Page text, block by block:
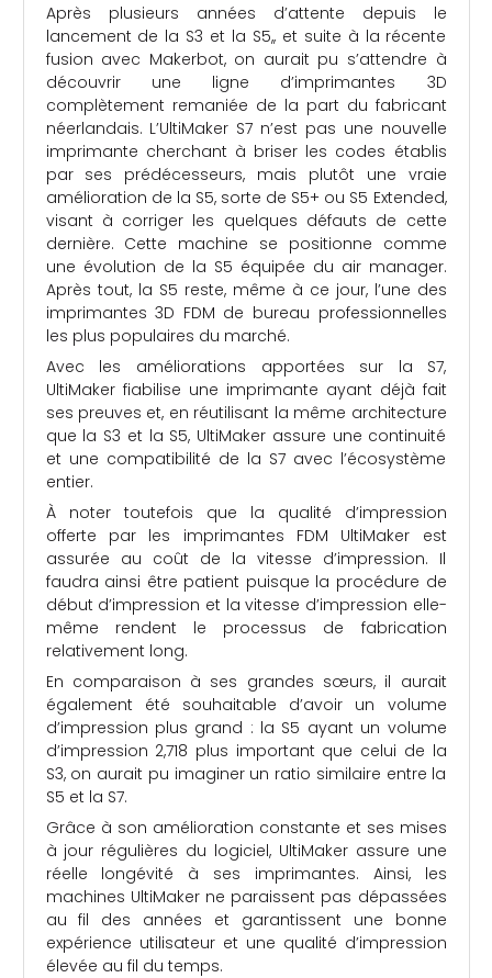
Après plusieurs années d’attente depuis le
lancement de la S3 et la S5,, et suite à la récente
fusion avec Makerbot, on aurait pu s’attendre à
découvrir une ligne d’imprimantes 3D
complètement remaniée de la part du fabricant
néerlandais. L’UltiMaker S7 n’est pas une nouvelle
imprimante cherchant à briser les codes établis
par ses prédécesseurs, mais plutôt une vraie
amélioration de la S5, sorte de S5+ ou S5 Extended,
visant à corriger les quelques défauts de cette
dernière. Cette machine se positionne comme
une évolution de la S5 équipée du air manager.
Après tout, la S5 reste, même à ce jour, l’une des
imprimantes 3D FDM de bureau professionnelles
les plus populaires du marché.
Avec les améliorations apportées sur la S7,
UltiMaker fiabilise une imprimante ayant déjà fait
ses preuves et, en réutilisant la même architecture
que la S3 et la S5, UltiMaker assure une continuité
et une compatibilité de la S7 avec l’écosystème
entier.
À noter toutefois que la qualité d’impression
offerte par les imprimantes FDM UltiMaker est
assurée au coût de la vitesse d’impression. Il
faudra ainsi être patient puisque la procédure de
début d’impression et la vitesse d’impression elle-
même rendent le processus de fabrication
relativement long.
En comparaison à ses grandes sœurs, il aurait
également été souhaitable d’avoir un volume
d’impression plus grand : la S5 ayant un volume
d’impression 2,718 plus important que celui de la
S3, on aurait pu imaginer un ratio similaire entre la
S5 et la S7.
Grâce à son amélioration constante et ses mises
à jour régulières du logiciel, UltiMaker assure une
réelle longévité à ses imprimantes. Ainsi, les
machines UltiMaker ne paraissent pas dépassées
au fil des années et garantissent une bonne
expérience utilisateur et une qualité d’impression
élevée au fil du temps.